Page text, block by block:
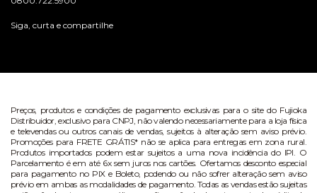
Siga, curta e compartilhe
Preços, produtos e condições de pagamento exclusivas para o site do Fujioka
Distribuidor, exclusivo para CNPJ, não valendo necessariamente para a loja física
e televendas ou outros canais de vendas, sujeitos à alteração sem aviso prévio.
Promoções para FRETE GRÁTIS* não se aplica para entregas em zona rural.
Produtos importados podem estar sujeitos a uma nova incidência do IPI. O
Parcelamento é em até 6x sem juros nos cartões. Ofertamos desconto especial
para pagamento no PIX e Boleto, podendo ou não sofrer alteração sem aviso
prévio em ambas as modalidades de pagamento. Todas as vendas estão sujeitas